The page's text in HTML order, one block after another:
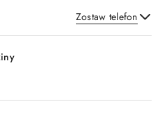
Zostaw telefon